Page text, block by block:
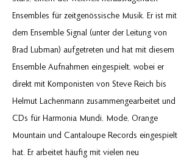
Ensembles für zeitgenössische Musik. Er ist mit
dem Ensemble Signal (unter der Leitung von
Brad Lubman) aufgetreten und hat mit diesem
Ensemble Aufnahmen eingespielt, wobei er
direkt mit Komponisten von Steve Reich bis
Helmut Lachenmann zusammengearbeitet und
CDs für Harmonia Mundi, Mode, Orange
Mountain und Cantaloupe Records eingespielt
hat. Er arbeitet häufig mit vielen neu